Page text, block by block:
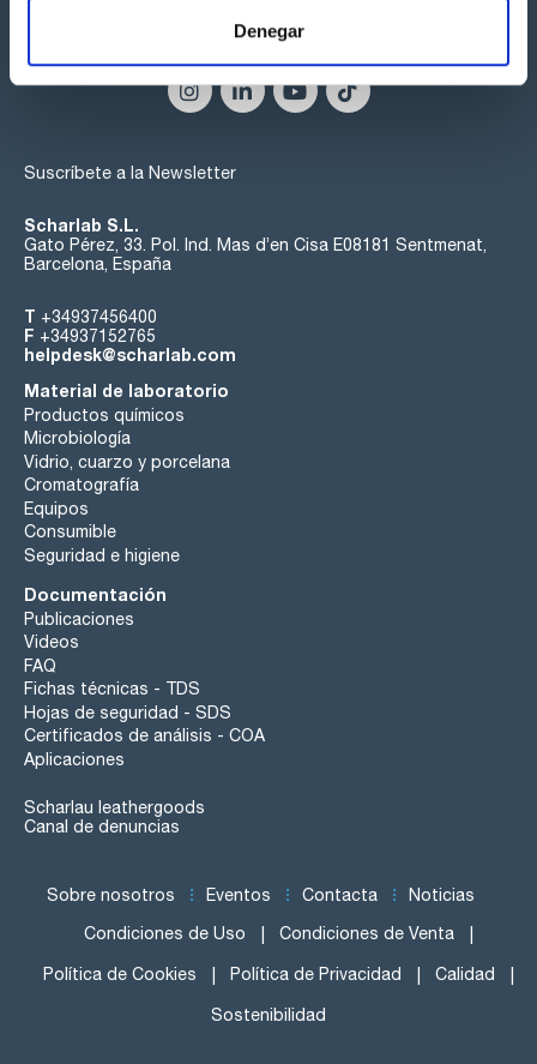
Denegar
Síguenos:
Suscríbete a la Newsletter
Scharlab S.L.
Gato Pérez, 33. Pol. Ind. Mas d’en Cisa E08181 Sentmenat,
Barcelona, España
T +34937456400
F +34937152765
helpdesk@scharlab.com
Material de laboratorio
Productos químicos
Microbiología
Vidrio, cuarzo y porcelana
Cromatografía
Equipos
Consumible
Seguridad e higiene
Documentación
Publicaciones
Videos
FAQ
Fichas técnicas - TDS
Hojas de seguridad - SDS
Certificados de análisis - COA
Aplicaciones
Scharlau leathergoods
Canal de denuncias
Sobre nosotros Eventos Contacta Noticias
Condiciones de Uso Condiciones de Venta
Política de Cookies Política de Privacidad Calidad
Sostenibilidad